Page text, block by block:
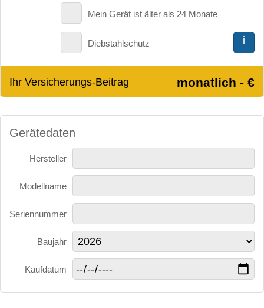
Mein Gerät ist älter als 24 Monate
i
Diebstahlschutz
Ihr Versicherungs-Beitrag monatlich - €
Gerätedaten
Hersteller
Modellname
Seriennummer
Baujahr
Kaufdatum